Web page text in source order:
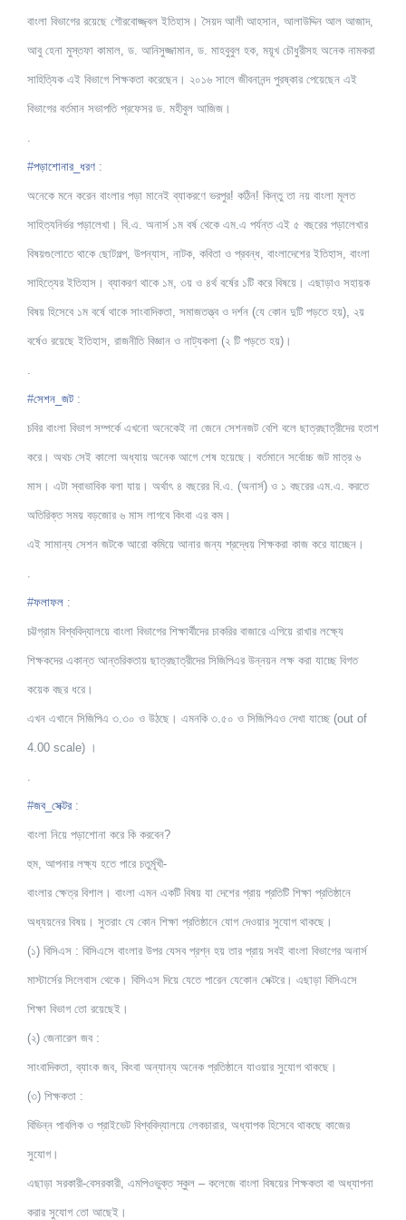
বাংলা বিভাগের রয়েছে গৌরবোজ্জ্বল ইতিহাস। সৈয়দ আলী আহসান, আলাউদ্দিন আল আজাদ,
আবু হেনা মুস্তফা কামাল, ড. আনিসুজ্জামান, ড. মাহবুবুল হক, ময়ূখ চৌধুরীসহ অনেক নামকরা
সাহিত্যিক এই বিভাগে শিক্ষকতা করেছেন। ২০১৬ সালে জীবনানন্দ পুরষ্কার পেয়েছেন এই
বিভাগের বর্তমান সভাপতি প্রফেসর ড. মহীবুল আজিজ।
.
#পড়াশোনার_ধরণ :
অনেকে মনে করেন বাংলার পড়া মানেই ব্যাকরণে ভরপুর! কঠিন! কিন্তু তা নয় বাংলা মূলত
সাহিত্যনির্ভর পড়ালেখা। বি.এ. অনার্স ১ম বর্ষ থেকে এম.এ পর্যন্ত এই ৫ বছরের পড়ালেখার
বিষয়গুলোতে থাকে ছোটগল্প, উপন্যাস, নাটক, কবিতা ও প্রবন্ধ, বাংলাদেশের ইতিহাস, বাংলা
সাহিত্যের ইতিহাস। ব্যাকরণ থাকে ১ম, ৩য় ও ৪র্থ বর্ষের ১টি করে বিষয়ে। এছাড়াও সহায়ক
বিষয় হিসেবে ১ম বর্ষে থাকে সাংবাদিকতা, সমাজতত্ত্ব ও দর্শন (যে কোন দুটি পড়তে হয়), ২য়
বর্ষেও রয়েছে ইতিহাস, রাজনীতি বিজ্ঞান ও নাট্যকলা (২ টি পড়তে হয়)।
.
#সেশন_জট :
চবির বাংলা বিভাগ সম্পর্কে এখনো অনেকেই না জেনে সেশনজট বেশি বলে ছাত্রছাত্রীদের হতাশ
করে। অথচ সেই কালো অধ্যায় অনেক আগে শেষ হয়েছে। বর্তমানে সর্বোচ্চ জট মাত্র ৬
মাস। এটা স্বাভাবিক বলা যায়। অর্থাৎ ৪ বছরের বি.এ. (অনার্স) ও ১ বছরের এম.এ. করতে
অতিরিক্ত সময় বড়জোর ৬ মাস লাগবে কিংবা এর কম।
এই সামান্য সেশন জটকে আরো কমিয়ে আনার জন্য শ্রদ্ধেয় শিক্ষকরা কাজ করে যাচ্ছেন।
.
#ফলাফল :
চট্টগ্রাম বিশ্ববিদ্যালয়ে বাংলা বিভাগের শিক্ষার্থীদের চাকরির বাজারে এগিয়ে রাখার লক্ষ্যে
শিক্ষকদের একান্ত আন্তরিকতায় ছাত্রছাত্রীদের সিজিপিএর উন্নয়ন লক্ষ করা যাচ্ছে বিগত
কয়েক বছর ধরে।
এখন এখানে সিজিপিএ ৩.৩০ ও উঠছে। এমনকি ৩.৫০ ও সিজিপিএও দেখা যাচ্ছে (out of
4.00 scale) ।
.
#জব_সেক্টর :
বাংলা নিয়ে পড়াশোনা করে কি করবেন?
হুম, আপনার লক্ষ্য হতে পারে চতুর্মূখী-
বাংলার ক্ষেত্র বিশাল। বাংলা এমন একটি বিষয় যা দেশের প্রায় প্রতিটি শিক্ষা প্রতিষ্ঠানে
অধ্যয়নের বিষয়। সুতরাং যে কোন শিক্ষা প্রতিষ্ঠানে যোগ দেওয়ার সুযোগ থাকছে।
(১) বিসিএস : বিসিএসে বাংলার উপর যেসব প্রশ্ন হয় তার প্রায় সবই বাংলা বিভাগের অনার্স
মাস্টার্সের সিলেবাস থেকে। বিসিএস দিয়ে যেতে পারেন যেকোন সেক্টরে। এছাড়া বিসিএসে
শিক্ষা বিভাগ তো রয়েছেই।
(২) জেনারেল জব :
সাংবাদিকতা, ব্যাংক জব, কিংবা অন্যান্য অনেক প্রতিষ্ঠানে যাওয়ার সুযোগ থাকছে।
(৩) শিক্ষকতা :
বিভিন্ন পাবলিক ও প্রাইভেট বিশ্ববিদ্যালয়ে লেকচারার, অধ্যাপক হিসেবে থাকছে কাজের
সুযোগ।
এছাড়া সরকারী-বেসরকারী, এমপিওভুক্ত স্কুল – কলেজে বাংলা বিষয়ের শিক্ষকতা বা অধ্যাপনা
করার সুযোগ তো আছেই।